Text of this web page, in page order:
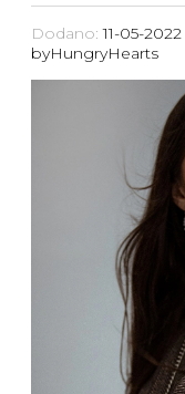
Dodano:11-05-2022
byHungryHearts